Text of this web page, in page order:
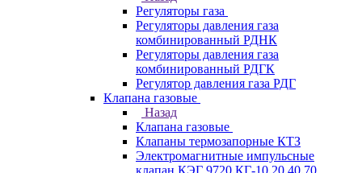
Регуляторы газа
Регуляторы давления газа
комбинированный РДНК
Регуляторы давления газа
комбинированный РДГК
Регулятор давления газа РДГ
Клапана газовые
Назад
Клапана газовые
Клапаны термозапорные КТЗ
Электромагнитные импульсные
клапан КЭГ 9720,КГ-10,20,40,70